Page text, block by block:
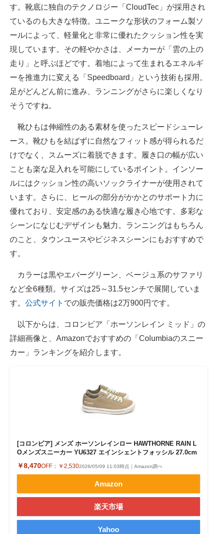
す。靴底に独自のテクノロジー「CloudTec」が採用され
ているのも大きな特徴。ユニークな形状のフォーム製ソ
ールによって、軽量化と非常に優れたクッション性を実
現しています。その軽やかさは、メーカーが「雲の​上の​
走り」と呼ぶほどです。着地によって生まれるエネルギ
ーを推進力に変える「Speedboard」という技術も採用。
足がどんどん前に進み、ランニングがさらに楽しくなり
そうですね。
靴ひもは伸縮性のある素材を使ったスピードシューレ
ース。靴ひもを結ばずに自然なフィット感が得られるだ
けでなく、スムーズに着脱できます。履き口の幅が広い
ことも楽な足入れを可能にしているポイント。インソー
ルにはクッション性の高いソックライナーが使用されて
います。さらに、ヒールの部分がかかとのサポート力に
優れており、安定感のある快適な履き心地です。多彩な
シーンになじむデザインも魅力。ランニングはもちろん
のこと、タウンユースやビジネスシーンにもおすすめで
す。
カラーは黒やエバーグリーン、ベージュ系のサファリ
など全6種類。サイズは25～31.5センチで展開していま
す。 公式サイト での販売価格は2万900円です。
以下からは、コロンビア「ホーソンレイン ミッド」の
詳細画像と、Amazonでおすすめの「Columbiaのスニー
カー」ランキングを紹介します。
[コロンビア] メンズ ホーソンレインロー HAWTHORNE RAIN L
Oメンズスニーカー YU6327 エインシェントフォッシル 27.0cm
￥8,470OFF： ￥2,5302026/05/09 11:03時点｜Amazon調べ
Amazon
楽天市場
Yahoo